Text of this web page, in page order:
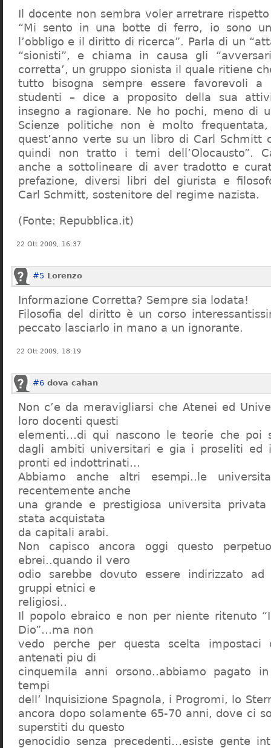
Il docente non sembra voler arretrare
“Mi sento in una botte di ferro, io sono
l’obbligo e il diritto di ricerca”. Parla di un
“sionisti”, e chiama in causa gli
corretta’, un gruppo sionista il quale ritiene
tutto bisogna sempre essere favorevoli a
studenti – dice a proposito della sua
insegno a ragionare. Ne ho pochi, meno di
Scienze politiche non è molto
quest’anno verte su un libro di Carl Schmitt
quindi non tratto i temi dell’Olocausto”.
anche a sottolineare di aver tradotto e
prefazione, diversi libri del giurista e
Carl Schmitt, sostenitore del regime nazista.
(Fonte: Repubblica.it)
22 Ott 2009, 16:37
#5 Lorenzo
Informazione Corretta? Sempre sia lodata!
Filosofia del diritto è un corso
peccato lasciarlo in mano a un ignorante.
22 Ott 2009, 18:19
#6 dova cahan
Non c’e da meravigliarsi che Atenei ed
loro docenti questi
elementi…di qui nascono le teorie che poi
dagli ambiti universitari e gia i proseliti ed
pronti ed indottrinati…
Abbiamo anche altri esempi..le
recentemente anche
una grande e prestigiosa universita
stata acquistata
da capitali arabi.
Non capisco ancora oggi questo
ebrei..quando il vero
odio sarebbe dovuto essere indirizzato
gruppi etnici e
religiosi..
Il popolo ebraico e non per niente ritenuto
Dio”…ma non
vedo perche per questa scelta
antenati piu di
cinquemila anni orsono..abbiamo pagato
tempi
dell’ Inquisizione Spagnola, i Progromi, lo
ancora dopo solamente 65-70 anni, dove ci
superstiti du questo
genocidio senza precedenti…esiste gente